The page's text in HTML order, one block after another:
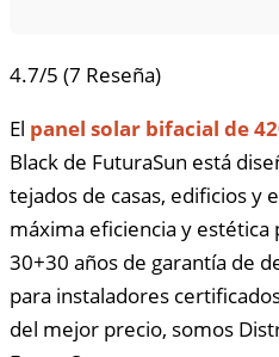
4.7/5 (7 Reseña)
El panel solar bifacial de
Black de FuturaSun está
tejados de casas, edificios y
máxima eficiencia y
30+30 años de garantía de
para instaladores
del mejor precio, somos